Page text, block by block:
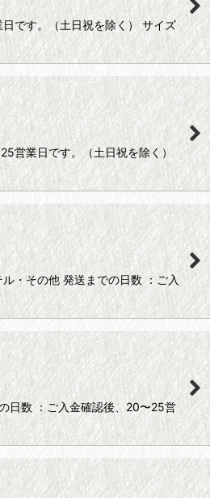
です。（土日祝を除く） サイズ
営業日です。（土日祝を除く）
・その他 発送までの日数 ：ご入
日数 ：ご入金確認後、20〜25営